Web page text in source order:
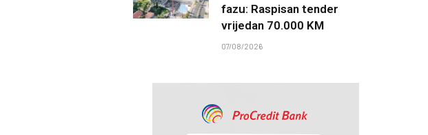
fazu: Raspisan tender
vrijedan 70.000 KM
07/08/2026